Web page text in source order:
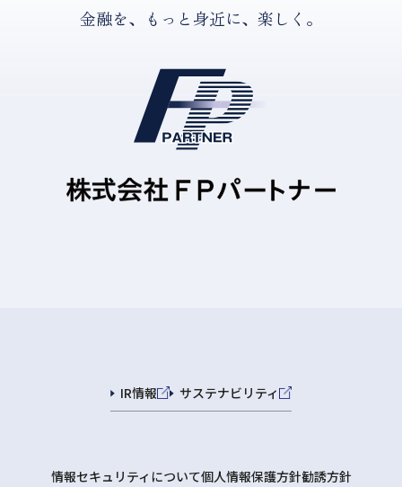
金融を、もっと身近に、楽しく。
IR情報 サステナビリティ
情報セキュリティについて個人情報保護方針勧誘方針